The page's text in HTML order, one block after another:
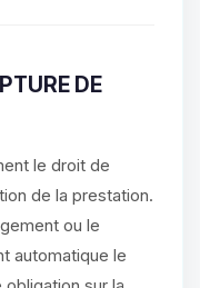
DE
le droit de
de la prestation.
ou le
automatique le